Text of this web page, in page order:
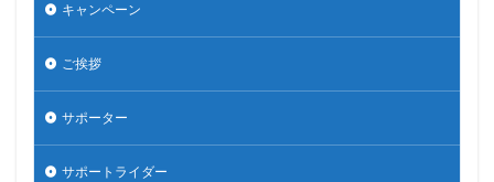
キャンペーン
ご挨拶
サポーター
サポートライダー